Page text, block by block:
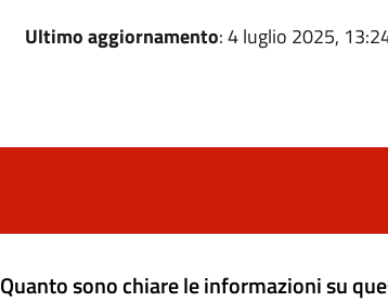
Ultimo aggiornamento: 4 luglio 2025,
Quanto sono chiare le informazioni su